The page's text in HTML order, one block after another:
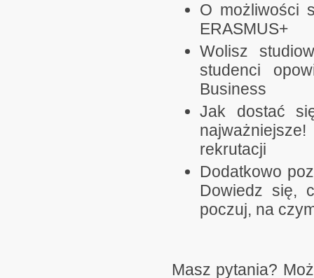
O możliwości
ERASMUS+
Wolisz
studenci
Business
Jak dostać
rekrutacji
Dodatkowo
Dowiedz się,
poczuj, na
Masz pytania?